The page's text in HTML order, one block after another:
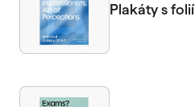
Plakáty s folií